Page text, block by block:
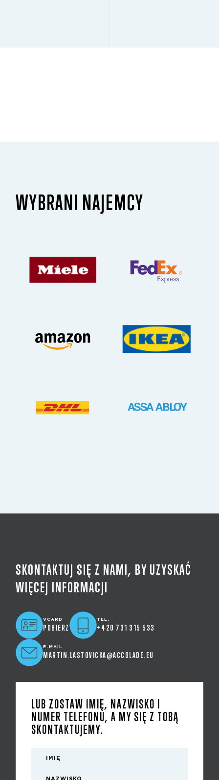
WYBRANI NAJEMCY
SKONTAKTUJ SIĘ Z NAMI, BY UZYSKAĆ
WIĘCEJ INFORMACJI
VCARD
POBIERZ
TEL.
+420 731 315 533
E-MAIL
MARTIN.LASTOVICKA@ACCOLADE.EU
LUB ZOSTAW IMIĘ, NAZWISKO I
NUMER TELEFONU, A MY SIĘ Z TOBĄ
SKONTAKTUJEMY.